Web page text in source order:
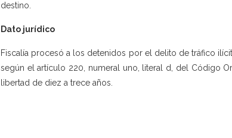
destino.
Dato jurídico
Fiscalía procesó a los detenidos por el delito de tráfico
según el artículo 220, numeral uno, literal d, del Código
libertad de diez a trece años.